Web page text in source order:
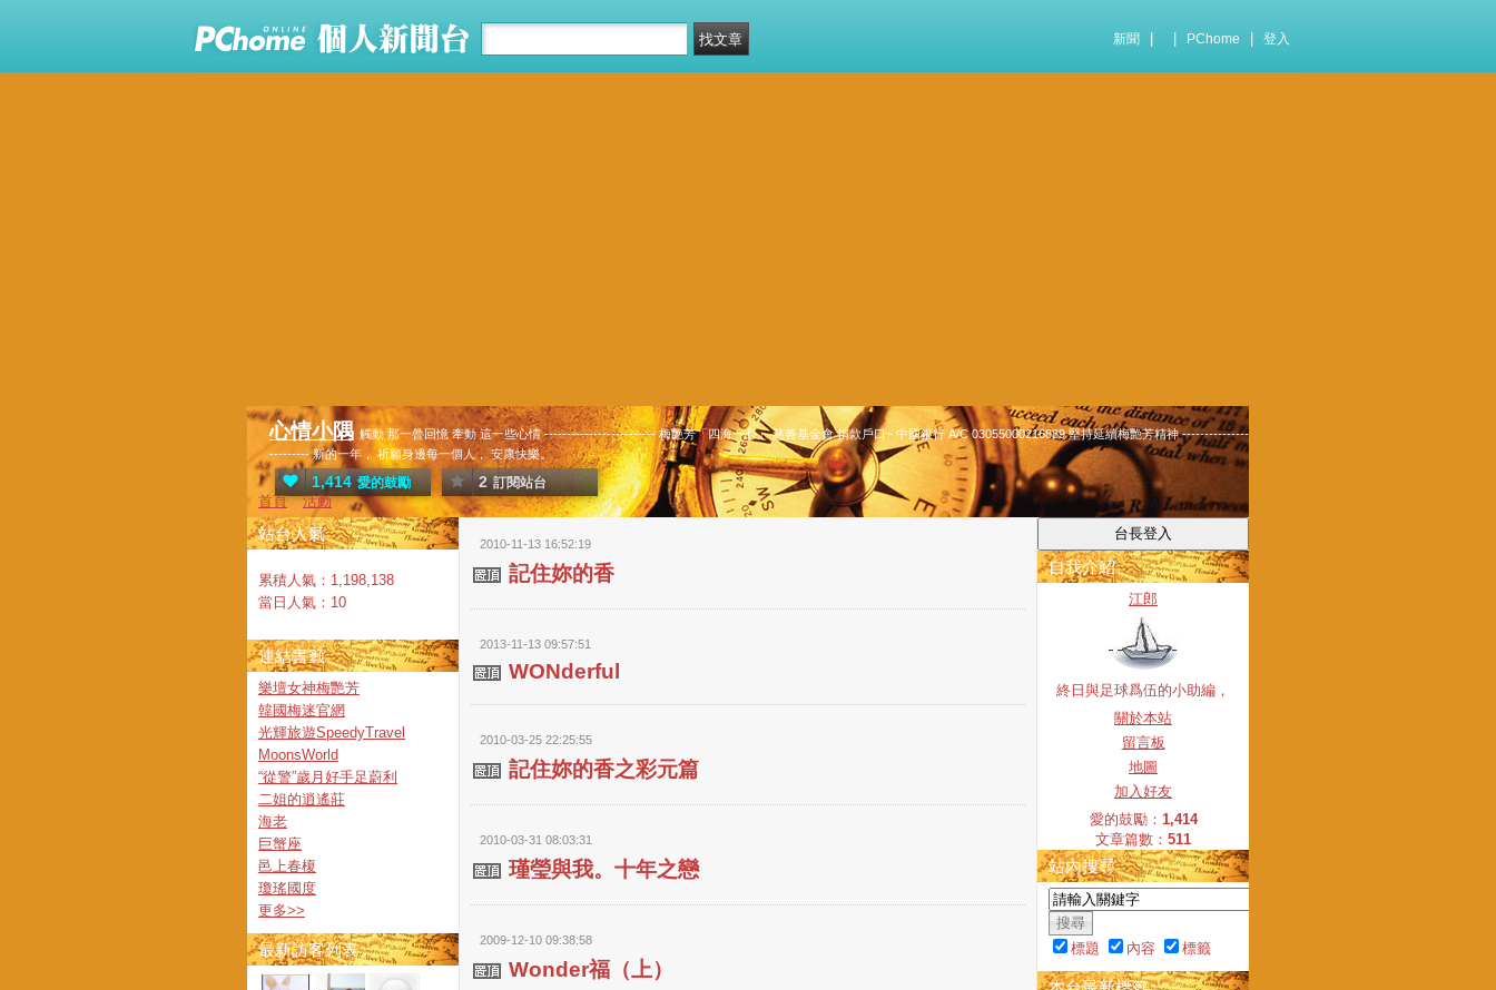
新聞 PChome 登入
心情小隅 觸動 那一曡回憶 牽動 這一些心情 ------------------------- 梅艷芳「四海一心」 慈善基金會 捐款戶口~ 中國銀行 A/C 03055000216889 堅持延續梅艷芳精神 ---------------
--------- 新的一年， 祈願身邊每一個人， 安康快樂。
1,414 愛的鼓勵 2 訂閱站台
首頁 活動
2010-11-13 16:52:19
記住妳的香
2013-11-13 09:57:51
WONderful
2010-03-25 22:25:55
記住妳的香之彩元篇
2010-03-31 08:03:31
瑾瑩與我。十年之戀
2009-12-10 09:38:58
Wonder福（上）
自我介紹
江郎
終日與足球爲伍的小助編，
關於本站
留言板
地圖
加入好友
愛的鼓勵： 1,414
文章篇數： 511
站內搜尋
標題 內容 標籤
站台人氣
累積人氣： 1,198,138
當日人氣： 10
連結書籤
樂壇女神梅艷芳
韓國梅迷官網
光輝旅遊SpeedyTravel
MoonsWorld
“從警”歲月好手足蔚利
二姐的逍遙莊
海老
巨蟹座
邑上春榎
瓊瑤國度
更多>>
最新訪客列表